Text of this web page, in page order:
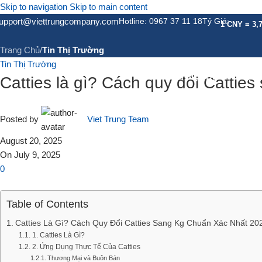
Skip to navigation Skip to main content
Hotline: 0967 37 11 18Tỷ Giá:1 CNY =
GIỚI THIỆUDỊCH VỤ
Tin Tức
Trang Chủ/Tin Thị Trường
Tin Thị Trường
Catties là gì? Cách quy đổi Catties
Posted by Viet Trung Team
August 20, 2025
On July 9, 2025
0
Table of Contents
Catties Là Gì? Cách Quy Đổi Catties Sang Kg Chuẩn Xác Nhất
1. Catties Là Gì?
2. Ứng Dụng Thực Tế Của Catties
Thương Mại và Buôn Bán